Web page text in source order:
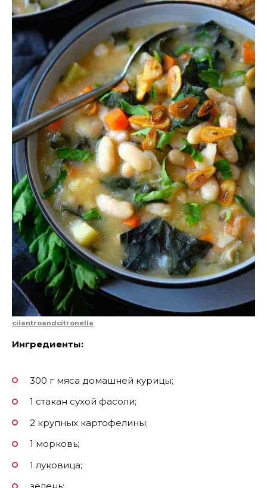
cilantroandcitronella
Ингредиенты:
300 г мяса домашней курицы;
1 стакан сухой фасоли;
2 крупных картофелины;
1 морковь;
1 луковица;